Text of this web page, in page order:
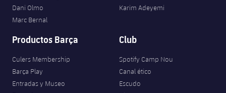
Femenino
Jugadores
Resultados
Clasificaciones
Actualidad
Jugadores
Calendario
Resultados
Hockey hierba
plusicon
más
Noticias
Hockey Hierba Masculino
Hockey Hierba Femenino
Patinaje artístico
plusicon
más
Actualidad
Escuela de Patinaje
Dani Olmo
Marc Bernal
Karim Adeyemi
Productos Barça
Culers Membership
Barça Play
Entradas y Museo
Club
Spotify Camp Nou
Canal ético
Escudo